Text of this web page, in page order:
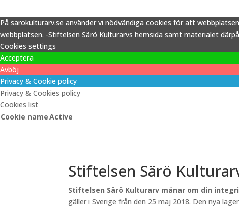
På sarokulturarv.se använder vi nödvändiga cookies för att
webbplatsen. -Stiftelsen Särö Kulturarvs hemsida samt materialet
Cookies settings
Acceptera
Avböj
Privacy & Cookie policy
Privacy & Cookies policy
Cookies list
Cookie nameActive
Stiftelsen Särö
Stiftelsen Särö Kulturarv månar om din
gäller i Sverige från den 25 maj 2018. Den nya